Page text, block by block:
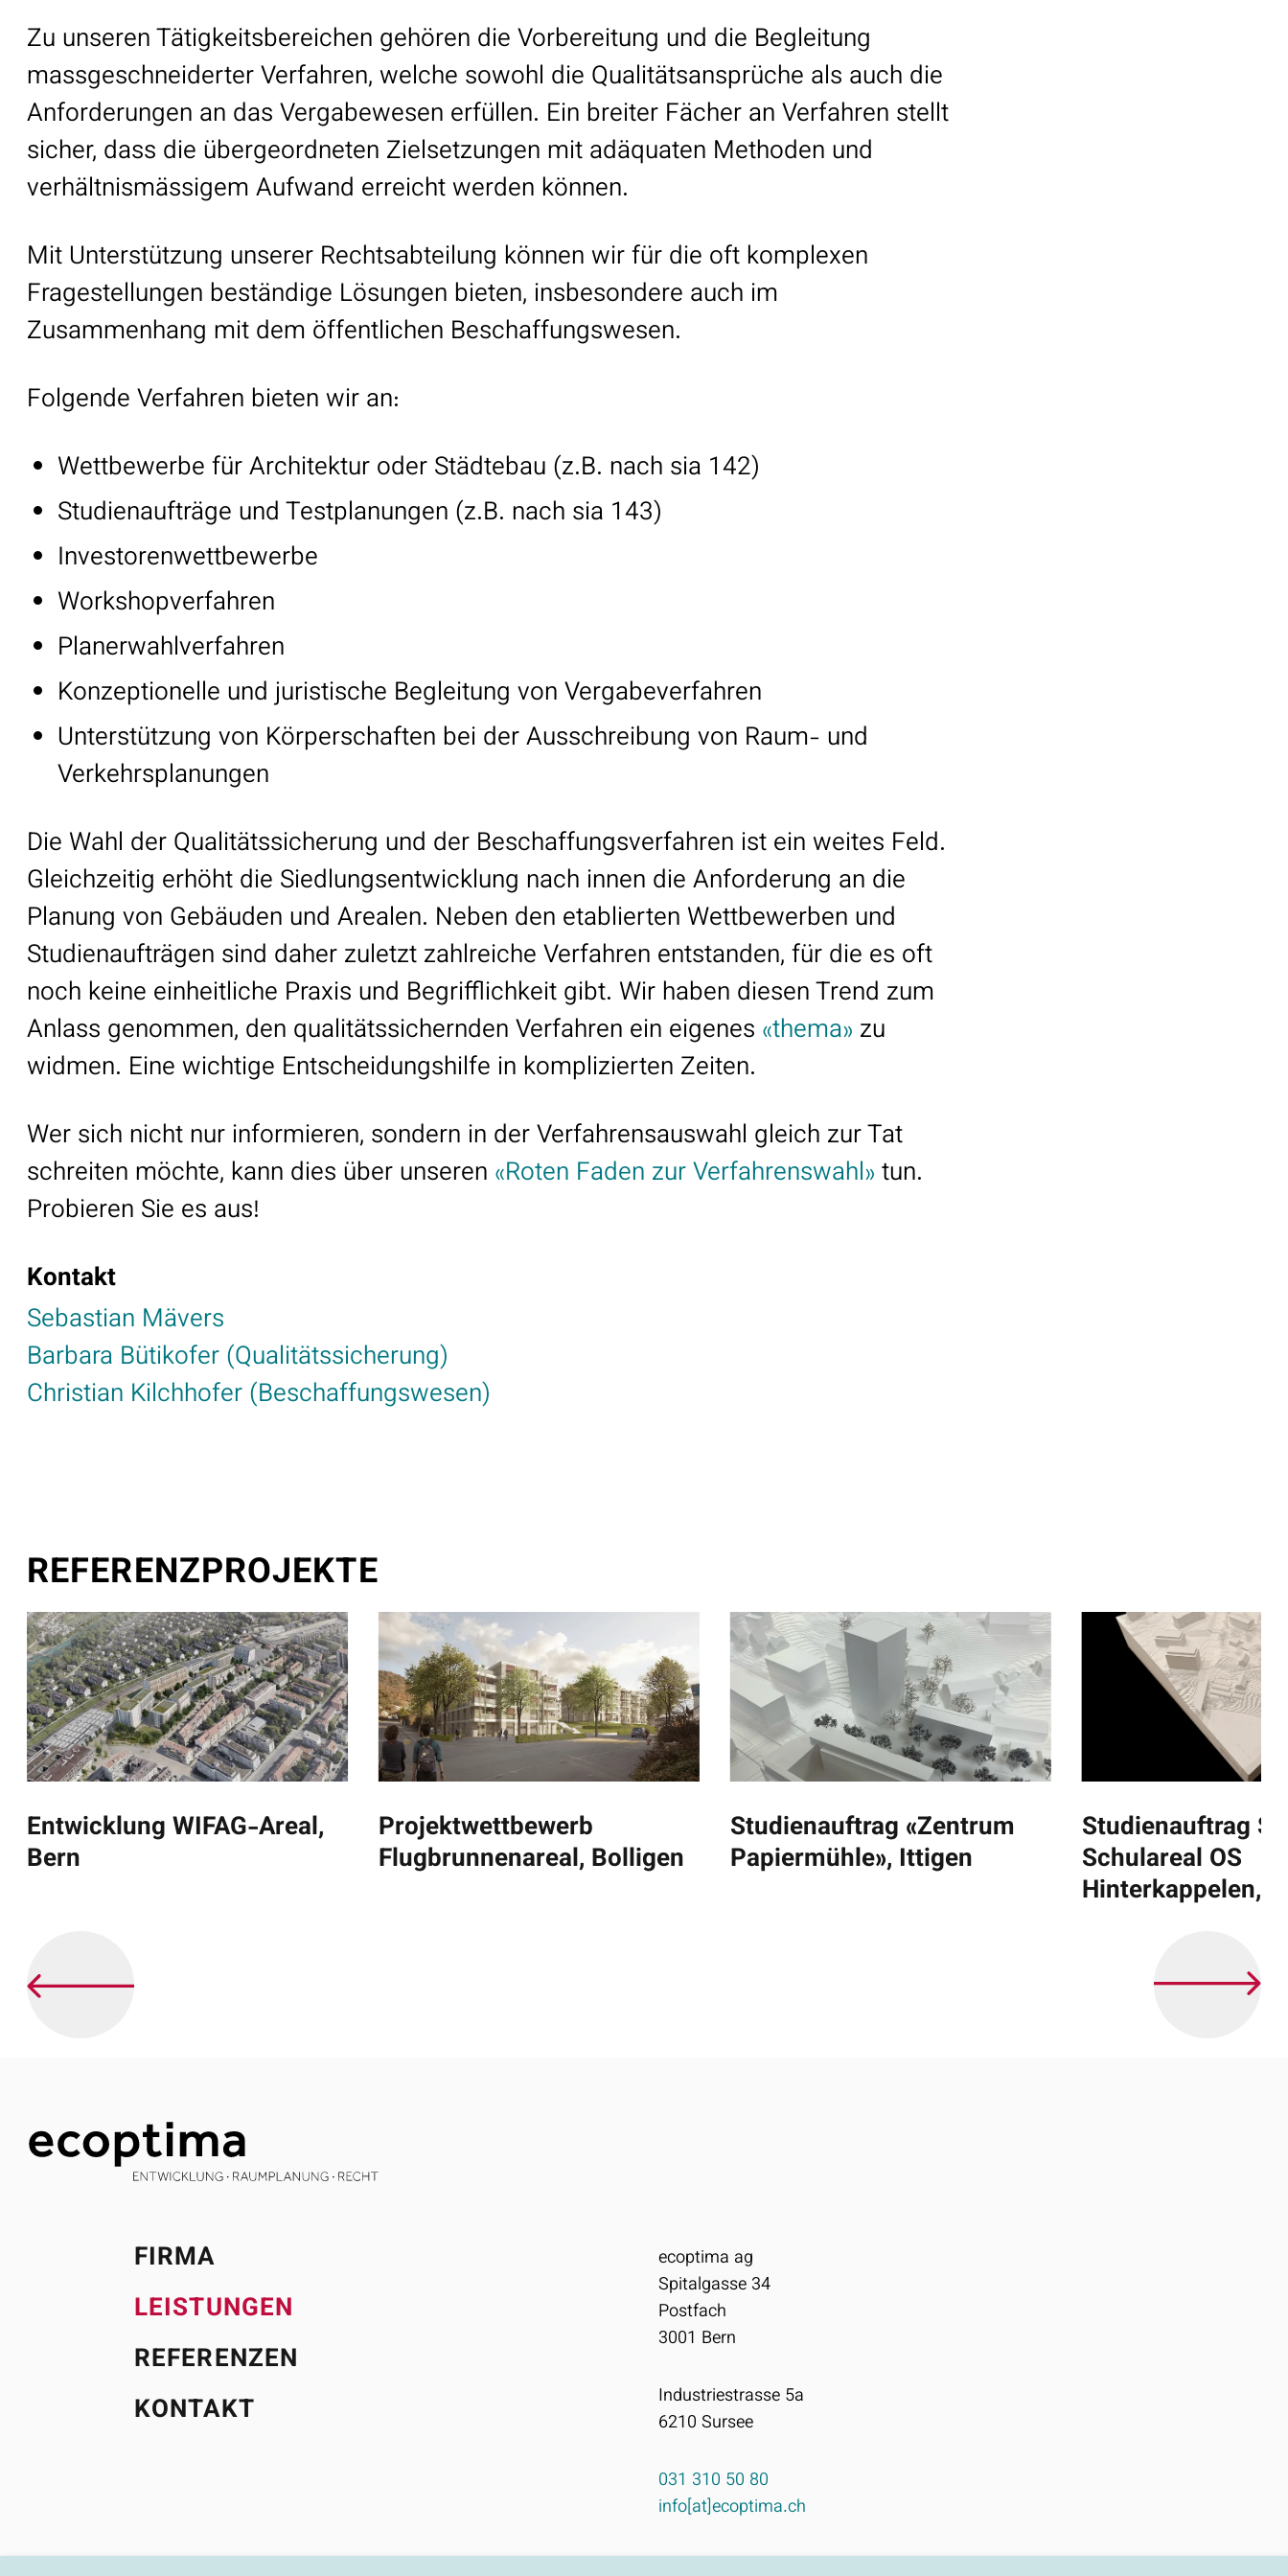
Zu unseren Tätigkeitsbereichen gehören die Vorbereitung und die Begleitung
massgeschneiderter Verfahren, welche sowohl die Qualitätsansprüche als auch die
Anforderungen an das Vergabewesen erfüllen. Ein breiter Fächer an Verfahren stellt
sicher, dass die übergeordneten Zielsetzungen mit adäquaten Methoden und
verhältnismässigem Aufwand erreicht werden können.
Mit Unterstützung unserer Rechtsabteilung können wir für die oft komplexen
Fragestellungen beständige Lösungen bieten, insbesondere auch im
Zusammenhang mit dem öffentlichen Beschaffungswesen.
Folgende Verfahren bieten wir an:
Wettbewerbe für Architektur oder Städtebau (z.B. nach sia 142)
Studienaufträge und Testplanungen (z.B. nach sia 143)
Investorenwettbewerbe
Workshopverfahren
Planerwahlverfahren
Konzeptionelle und juristische Begleitung von Vergabeverfahren
Unterstützung von Körperschaften bei der Ausschreibung von Raum- und
Verkehrsplanungen
Die Wahl der Qualitätssicherung und der Beschaffungsverfahren ist ein weites Feld.
Gleichzeitig erhöht die Siedlungsentwicklung nach innen die Anforderung an die
Planung von Gebäuden und Arealen. Neben den etablierten Wettbewerben und
Studienaufträgen sind daher zuletzt zahlreiche Verfahren entstanden, für die es oft
noch keine einheitliche Praxis und Begrifflichkeit gibt. Wir haben diesen Trend zum
Anlass genommen, den qualitätssichernden Verfahren ein eigenes «thema» zu
widmen. Eine wichtige Entscheidungshilfe in komplizierten Zeiten.
Wer sich nicht nur informieren, sondern in der Verfahrensauswahl gleich zur Tat
schreiten möchte, kann dies über unseren «Roten Faden zur Verfahrenswahl»tun.
Probieren Sie es aus!
Kontakt
Sebastian Mävers
Barbara Bütikofer (Qualitätssicherung)
Christian Kilchhofer (Beschaffungswesen)
REFERENZPROJEKTE
Entwicklung WIFAG-Areal,
Bern
Projektwettbewerb
Flugbrunnenareal, Bolligen
Studienauftrag «Zentrum
Papiermühle», Ittigen
Studienauftrag
Schulareal OS
Hinterkappelen,
FIRMA
LEISTUNGEN
REFERENZEN
KONTAKT
ecoptima ag
Spitalgasse 34
Postfach
3001 Bern
Industriestrasse 5a
6210 Sursee
031 310 50 80
info[at]ecoptima.ch